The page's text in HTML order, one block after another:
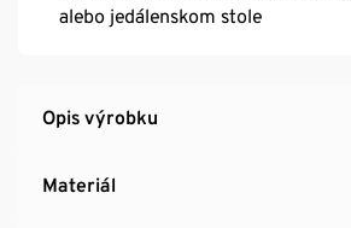
alebo jedálenskom stole
Opis výrobku
Materiál